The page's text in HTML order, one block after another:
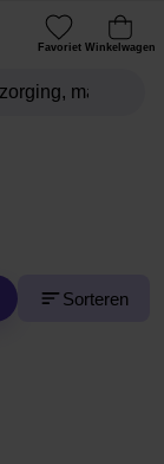
Favoriet Winkelwagen
Sorteren